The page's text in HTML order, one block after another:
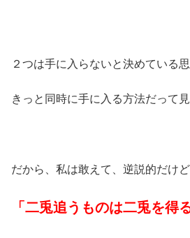
２つは手に入らないと決めている
きっと同時に手に入る方法だって
だから、私は敢えて、逆説的だけど
「二兎追うものは二兎を得る